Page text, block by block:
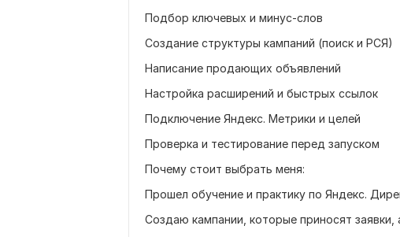
Подбор ключевых и минус-слов
Создание структуры кампаний (поиск и РСЯ)
Написание продающих объявлений
Настройка расширений и быстрых ссылок
Подключение Яндекс. Метрики и целей
Проверка и тестирование перед запуском
Почему стоит выбрать меня:
Прошел обучение и практику по Яндекс.
Создаю кампании, которые приносят заявки,